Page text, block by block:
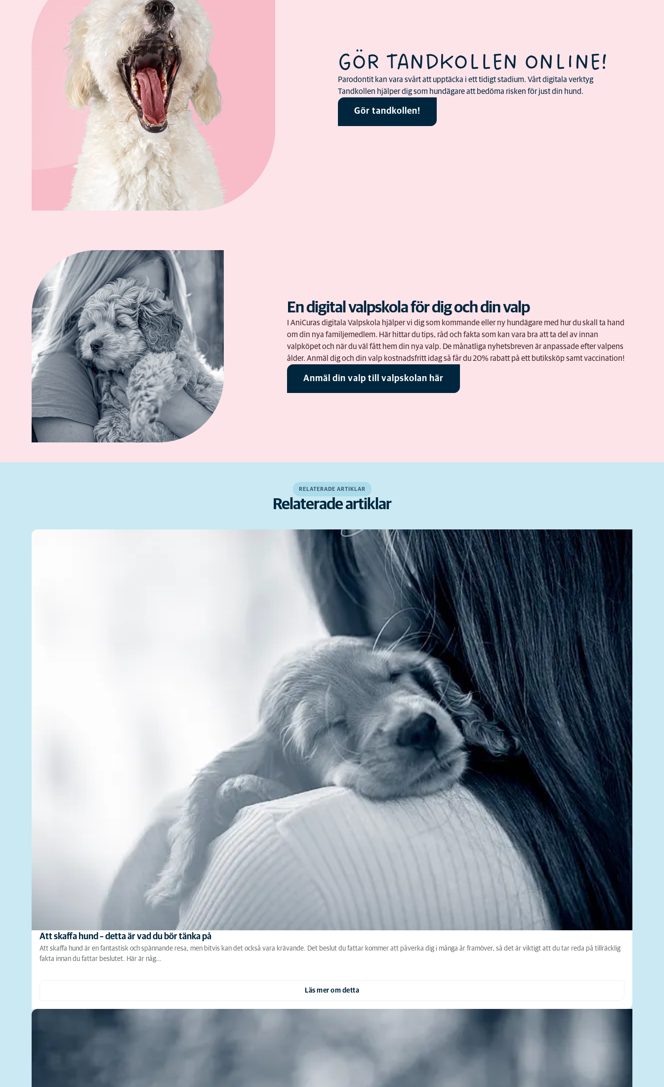
GÖR TANDKOLLEN ONLINE!
Parodontit kan vara svårt att upptäcka i ett tidigt stadium. Vårt digitala verktyg
Tandkollen hjälper dig som hundägare att bedöma risken för just din hund.
Gör tandkollen!
En digital valpskola för dig och din valp
I AniCuras digitala Valpskola hjälper vi dig som kommande eller ny hundägare med hur du skall ta hand
om din nya familjemedlem. Här hittar du tips, råd och fakta som kan vara bra att ta del av innan
valpköpet och när du väl fått hem din nya valp. De månatliga nyhetsbreven är anpassade efter valpens
ålder. Anmäl dig och din valp kostnadsfritt idag så får du 20% rabatt på ett butiksköp samt vaccination!
Anmäl din valp till valpskolan här
RELATERADE ARTIKLAR
Relaterade artiklar
Att skaffa hund – detta är vad du bör tänka på
Att skaffa hund är en fantastisk och spännande resa, men bitvis kan det också vara krävande. Det beslut du fattar kommer att påverka dig i många år framöver, så det är viktigt att du tar reda på tillräcklig
fakta innan du fattar beslutet. Här är någ…
Läs mer om detta